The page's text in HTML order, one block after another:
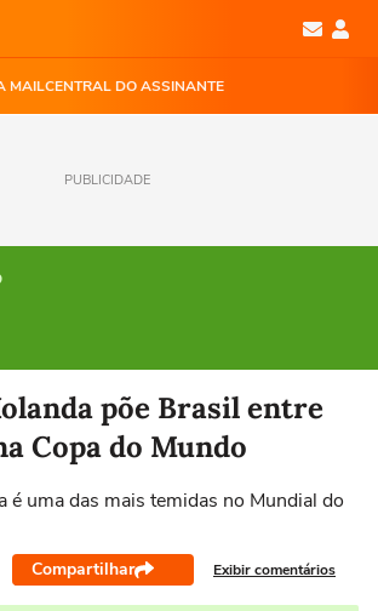
MAILCENTRAL DO ASSINANTE
PUBLICIDADE
ver as notíciaspõe Brasil entre
Copa do Mundo
é uma das mais temidas no Mundial do
Compartilhar Exibir comentários